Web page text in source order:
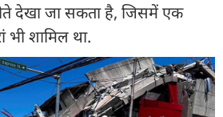
देखा जा सकता है, जिसमें एक
भी शामिल था.